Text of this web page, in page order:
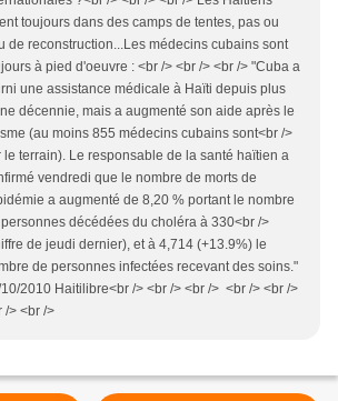
toujours dans des camps de tentes, pas ou
de reconstruction...Les médecins cubains sont
à pied d'oeuvre : <br /> <br /> <br /> "Cuba a
une assistance médicale à Haïti depuis plus
décennie, mais a augmenté son aide après le
(au moins 855 médecins cubains sont<br />
le terrain). Le responsable de la santé haïtien a
vendredi que le nombre de morts de
a augmenté de 8,20 % portant le nombre
décédées du choléra à 330<br />
de jeudi dernier), et à 4,714 (+13.9%) le
de personnes infectées recevant des soins."
2010 Haitilibre<br /> <br /> <br /> <br /> <br />
/> <br />